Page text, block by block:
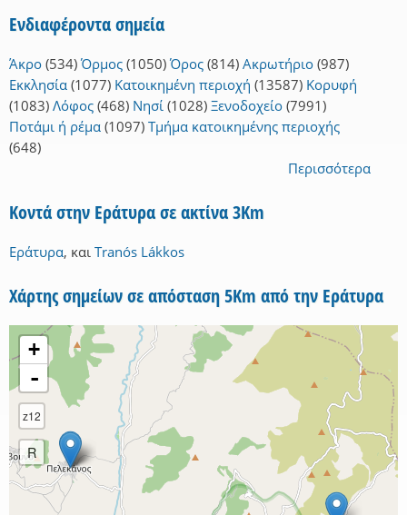
Ενδιαφέροντα σημεία
Άκρο (534) Όρμος (1050) Όρος (814) Ακρωτήριο (987)
Εκκλησία (1077) Κατοικημένη περιοχή (13587) Κορυφή
(1083) Λόφος (468) Νησί (1028) Ξενοδοχείο (7991)
Ποτάμι ή ρέμα (1097) Τμήμα κατοικημένης περιοχής
(648)
Περισσότερα
Κοντά στην Εράτυρα σε ακτίνα 3Km
Εράτυρα, και Tranós Lákkos
Χάρτης σημείων σε απόσταση 5Km από την Εράτυρα
+
-
z12
R